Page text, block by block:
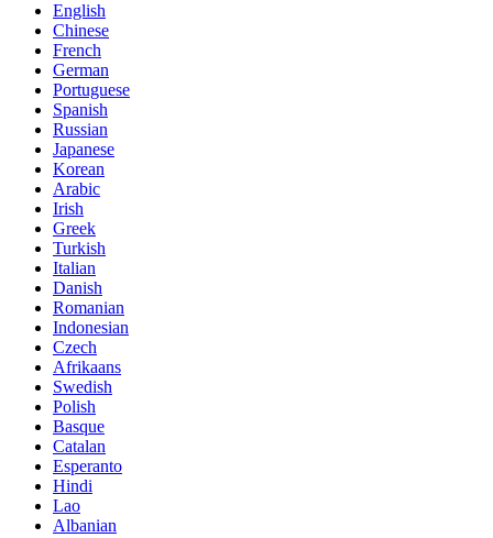
English
Chinese
French
German
Portuguese
Spanish
Russian
Japanese
Korean
Arabic
Irish
Greek
Turkish
Italian
Danish
Romanian
Indonesian
Czech
Afrikaans
Swedish
Polish
Basque
Catalan
Esperanto
Hindi
Lao
Albanian